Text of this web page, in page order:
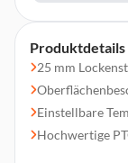
Produktdetails
25 mm
Einstellbare
Hochwertige